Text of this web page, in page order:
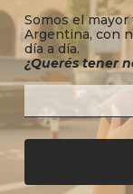
Somos el
Argentina, con
día a día.
¿Querés tener